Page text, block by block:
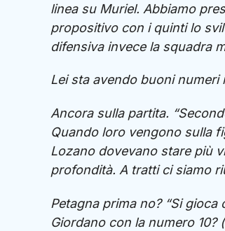
linea su Muriel. Abbiamo
propositivo con i quinti lo
difensiva invece la squadra
Lei sta avendo buoni numeri
Ancora sulla partita.
Quando loro vengono sulla
Lozano dovevano stare più
profondità. A tratti ci siamo
Petagna prima no? “Si
Giordano con la numero 10?